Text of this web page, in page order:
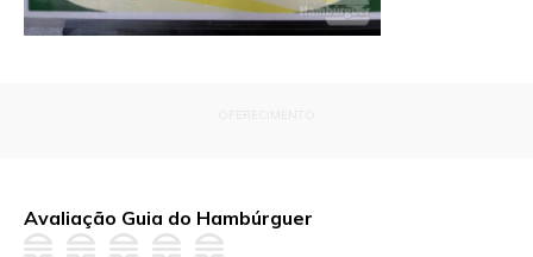
Avaliação Guia do Hambúrguer